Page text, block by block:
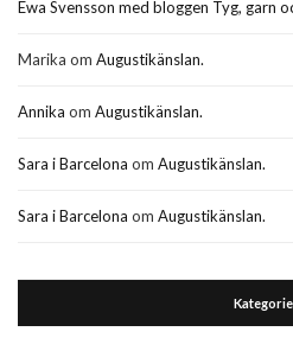
Ewa Svensson med bloggen Tyg, garn
Marika om Augustikänslan.
Annika om Augustikänslan.
Sara i Barcelona om Augustikänslan.
Sara i Barcelona om Augustikänslan.